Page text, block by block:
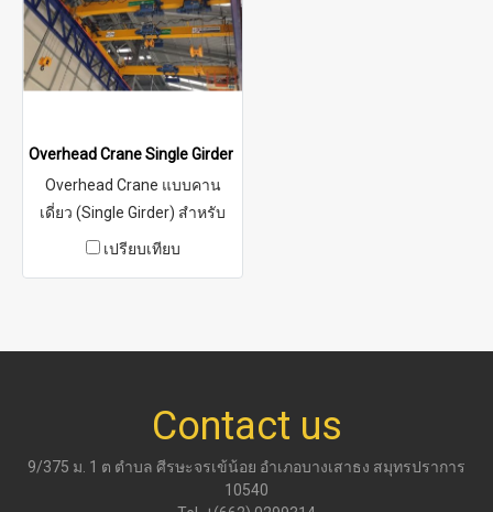
โครงสร้างอาคารและพื้นที่ใช้
งานของลูกค้า
Overhead Crane Single Girder เครนเหนือศีรษะ แบบคานเดี่ยว สำห
Overhead Crane แบบคาน
เดี่ยว (Single Girder) สำหรับ
งานยก 0.5–20 ตัน เหมาะกับ
เสาอาคาร พร้อมบริการ
เปรียบเทียบ
Contact us
9/375 ม. 1 ต ตำบล ศีรษะจรเข้น้อย อำเภอบางเสาธง สมุทรปราการ
10540